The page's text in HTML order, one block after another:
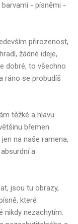
- písněmi -
přirozenost,
žádné ideje,
dobré, to všechno
ráno se probudíš
těžké a hlavu
břemen
na naše ramena,
a
jsou tu obrazy,
které
nikdy nezachytím.